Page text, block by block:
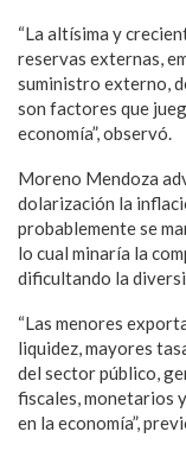
“La altísima y
reservas externas,
suministro externo,
son factores que
economía”, observó.
Moreno Mendoza
dolarización la
probablemente se
lo cual minaría la
dificultando la
“Las menores
liquidez, mayores
del sector público,
fiscales, monetarios
en la economía”,